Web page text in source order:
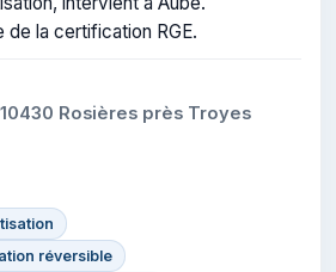
la certification RGE.
Rosières près Troyes
réversible